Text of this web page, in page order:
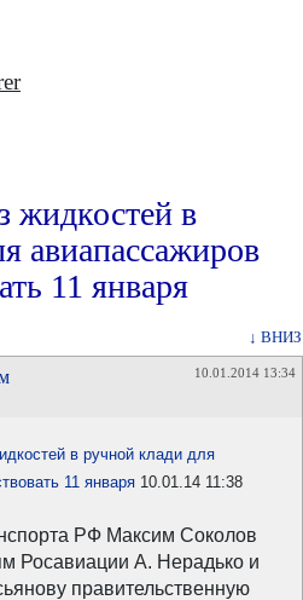
жидкостей в
авиапассажиров
11 января
↓ ВНИЗ
10.01.2014 13:34
в ручной клади для
11 января 10.01.14 11:38
РФ Максим Соколов
Росавиации А. Нерадько и
правительственную